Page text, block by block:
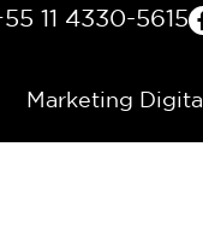
11 4330-5615
Marketing Digital